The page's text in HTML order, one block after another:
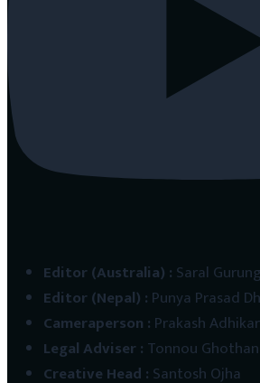
Editor (Australia) : Saral Gurung
Editor (Nepal) : Punya Prasad
Cameraperson : Prakash
Legal Adviser: Tonnou
Creative Head : Santosh Ojha